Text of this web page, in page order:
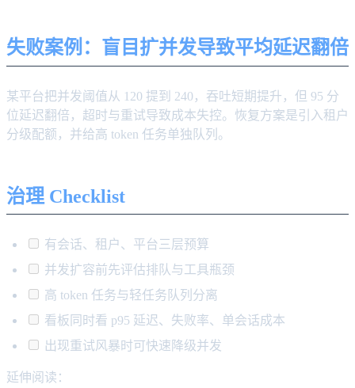
失败案例：盲目扩并发导致平均延迟翻倍
某平台把并发阈值从 120 提到 240，吞吐短期提升，但 95 分
位延迟翻倍，超时与重试导致成本失控。恢复方案是引入租户
分级配额，并给高 token 任务单独队列。
治理 Checklist
有会话、租户、平台三层预算
并发扩容前先评估排队与工具瓶颈
高 token 任务与轻任务队列分离
看板同时看 p95 延迟、失败率、单会话成本
出现重试风暴时可快速降级并发
延伸阅读：